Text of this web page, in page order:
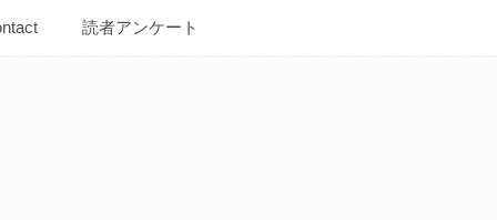
読者アンケート